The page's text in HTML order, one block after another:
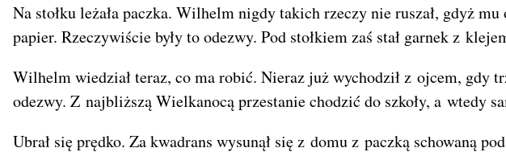
Na stołku leżała paczka. Wilhelm nigdy takich rzeczy nie ruszał, gdyż
papier. Rzeczywiście były to odezwy. Pod stołkiem zaś stał garnek z
Wilhelm wiedział teraz, co ma robić. Nieraz już wychodził z ojcem, gdy
odezwy. Z najbliższą Wielkanocą przestanie chodzić do szkoły, a wtedy
Ubrał się prędko. Za kwadrans wysunął się z domu z paczką schowaną